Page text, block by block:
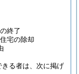
終了
宅の除却
る者は、次に掲げ